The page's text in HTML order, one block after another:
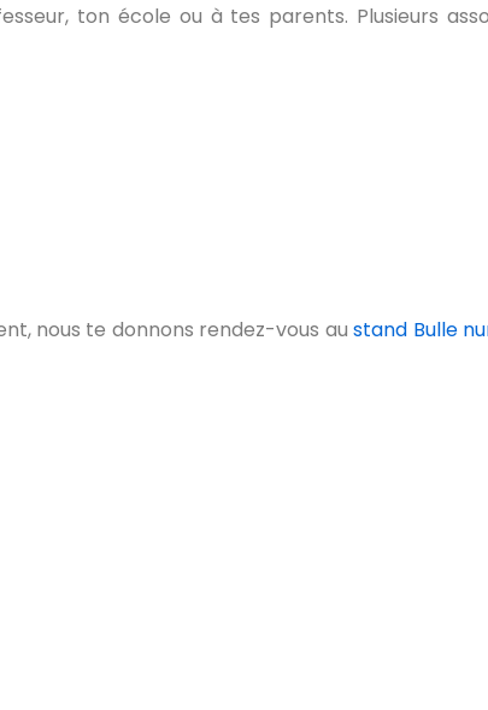
ton école ou à tes parents. Plusieurs
nous te donnons rendez-vous austand Bulle